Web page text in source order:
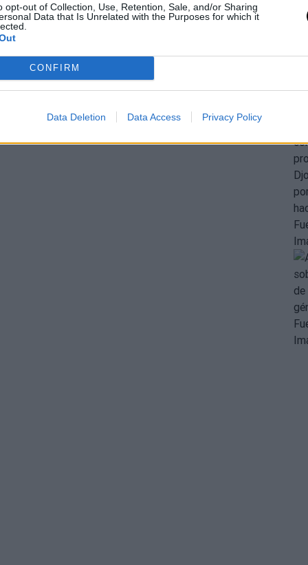
opt-out of Collection, Use, Retention, Sale, and/or Sharing
Data that Is Unrelated with the Purposes for which it
CONFIRM
Data Deletion Data Access Privacy Policy